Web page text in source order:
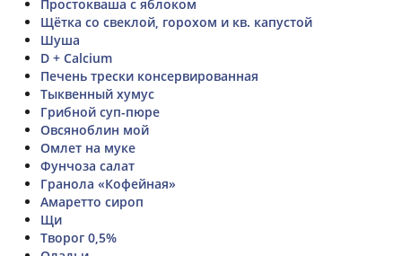
Простокваша с яблоком
Щётка со свеклой, горохом и кв. капустой
Шуша
D + Calcium
Печень трески консервированная
Тыквенный хумус
Грибной суп-пюре
Овсяноблин мой
Омлет на муке
Фунчоза салат
Гранола «Кофейная»
Амаретто сироп
Щи
Творог 0,5%